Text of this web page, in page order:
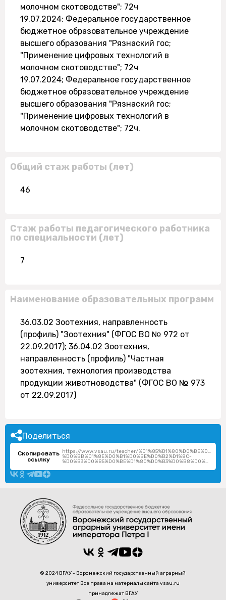
молочном скотоводстве"; 72ч
19.07.2024; Федеральное государственное
бюджетное образовательное учреждение
высшего образования "Рязнаский гос;
"Применение цифровых технологий в
молочном скотоводстве"; 72ч
19.07.2024; Федеральное государственное
бюджетное образовательное учреждение
высшего образования "Рязнаский гос;
"Применение цифровых технологий в
молочном скотоводстве"; 72ч.
Общий стаж работы (лет)
46
Стаж работы педагогического работника
по специальности (лет)
7
Наименование образовательных программ
36.03.02 Зоотехния, направленность
(профиль) "Зоотехния" (ФГОС ВО № 972 от
22.09.2017); 36.04.02 Зоотехния,
направленность (профиль) "Частная
зоотехния, технология производства
продукции животноводства" (ФГОС ВО № 973
от 22.09.2017)
Поделиться
Скопировать
ссылку
https://www.vsau.ru/teacher/
%D0%BB%D1%8E%D0%B1%D0%BE%D0%B2%D1%8C-
%D0%B3%D0%B5%D0%BE%D1%80%D0%B3%D0%B8%D0%B5%D0%B2%D0%BD%D0%B0/
© 2024 ВГАУ - Воронежский государственный аграрный
университет Все права на материалы сайта vsau.ru
принадлежат ВГАУ